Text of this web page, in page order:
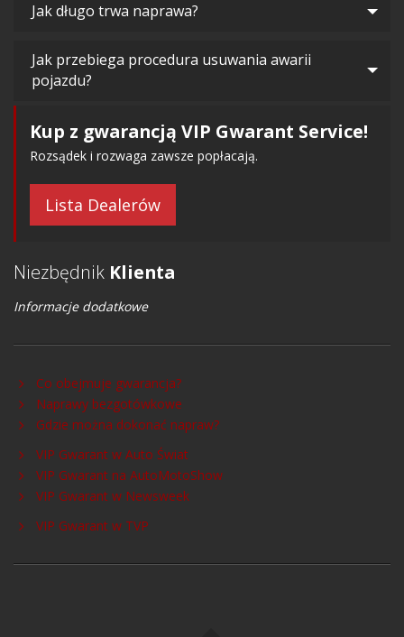
Jak długo trwa naprawa?
Jak przebiega procedura usuwania awarii
pojazdu?
Kup z gwarancją VIP Gwarant Service!
Rozsądek i rozwaga zawsze popłacają.
Lista Dealerów
Niezbędnik Klienta
Informacje dodatkowe
Co obejmuje gwarancja?
Naprawy bezgotówkowe
Gdzie można dokonać napraw?
VIP Gwarant w Auto Świat
VIP Gwarant na AutoMotoShow
VIP Gwarant w Newsweek
VIP Gwarant w TVP